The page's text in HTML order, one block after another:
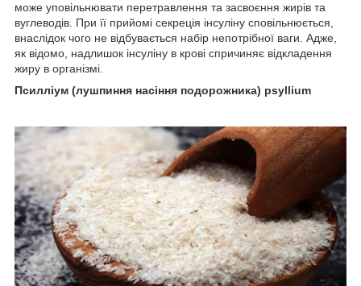
може уповільнювати перетравлення та засвоєння жирів та
вуглеводів. При її прийомі секреція інсуліну сповільнюється,
внаслідок чого не відбувається набір непотрібної ваги. Адже,
як відомо, надлишок інсуліну в крові спричиняє відкладення
жиру в організмі.
Псилліум (лушпиння насіння подорожника) psyllium